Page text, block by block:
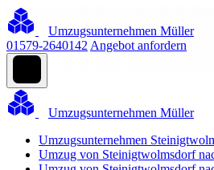
Umzugsunternehmen Müller
01579-2640142 Angebot anfordern
Umzugsunternehmen Müller
Umzugsunternehmen
Umzug von Steinigtwolmsdorf